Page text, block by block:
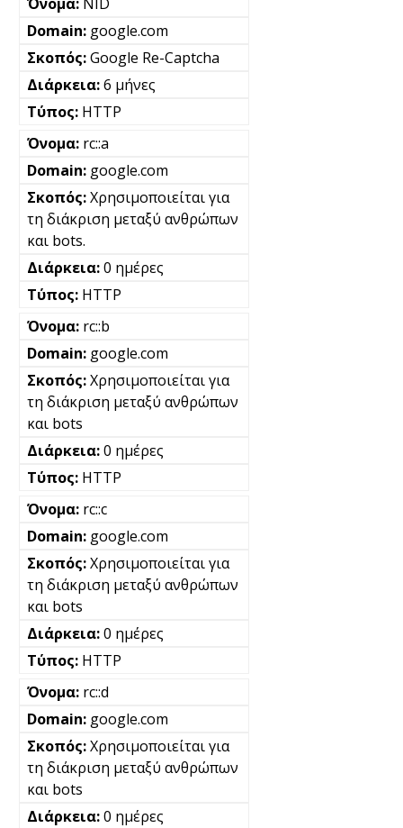
NID
google.com
Google Re-Captcha
6 μήνες
HTTP
rc::a
google.com
Χρησιμοποιείται για
τη διάκριση μεταξύ ανθρώπων
και bots.
0 ημέρες
HTTP
rc::b
google.com
Χρησιμοποιείται για
τη διάκριση μεταξύ ανθρώπων
και bots
0 ημέρες
HTTP
rc::c
google.com
Χρησιμοποιείται για
τη διάκριση μεταξύ ανθρώπων
και bots
0 ημέρες
HTTP
rc::d
google.com
Χρησιμοποιείται για
τη διάκριση μεταξύ ανθρώπων
και bots
0 ημέρες